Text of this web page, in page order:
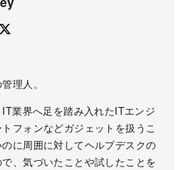
理人。
業界へ足を踏み入れたITエンジ
フォンなどガジェットを扱うこ
に周囲に対してヘルプデスクの
、気づいたことや試したことを